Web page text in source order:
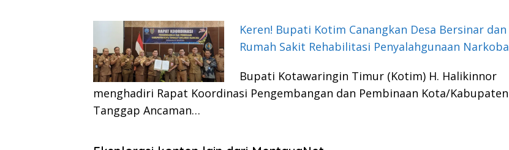
Keren! Bupati Kotim Canangkan Desa Bersinar dan
Rumah Sakit Rehabilitasi Penyalahgunaan Narkoba
Bupati Kotawaringin Timur (Kotim) H. Halikinnor
menghadiri Rapat Koordinasi Pengembangan dan Pembinaan Kota/Kabupaten
Tanggap Ancaman…